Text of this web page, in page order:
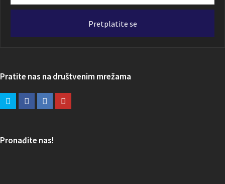
email
Pretplatite se
Pratite nas na društvenim mrežama
Pronađite nas!